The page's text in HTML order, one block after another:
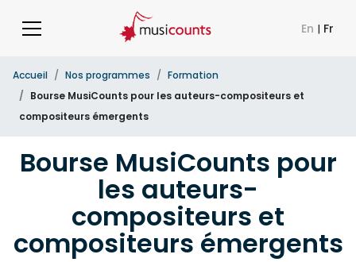
En | Fr
Accueil Nos programmes
Formation
Bourse MusiCounts pour les auteurs-compositeurs et
compositeurs émergents
Bourse MusiCounts pour
les auteurs-
compositeurs et
compositeurs émergents